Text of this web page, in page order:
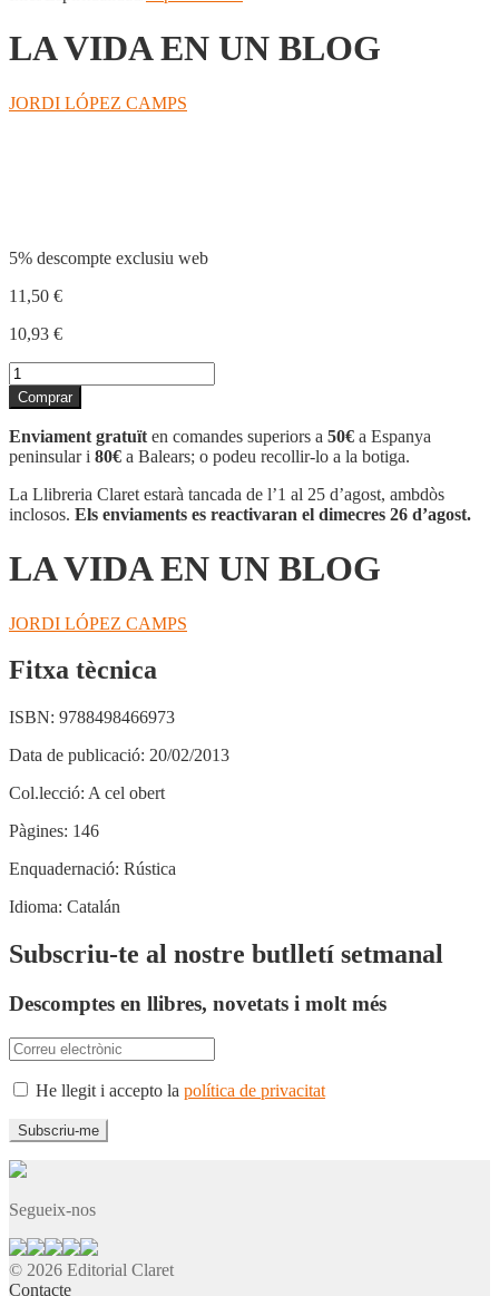
LA VIDA EN UN BLOG
JORDI LÓPEZ CAMPS
5% descompte exclusiu web
11,50 €
10,93 €
quantitat
de
LA
VIDA
EN
UN
BLOG
Comprar
Enviament gratuït en comandes superiors a 50€ a Espanya
peninsular i 80€ a Balears; o podeu recollir-lo a la botiga.
La Llibreria Claret estarà tancada de l’1 al 25 d’agost, ambdòs
inclosos. Els enviaments es reactivaran el dimecres 26 d’agost.
LA VIDA EN UN BLOG
JORDI LÓPEZ CAMPS
Fitxa tècnica
ISBN: 9788498466973
Data de publicació: 20/02/2013
Col.lecció: A cel obert
Pàgines: 146
Enquadernació: Rústica
Idioma: Catalán
Subscriu-te al nostre butlletí setmanal
Descomptes en llibres, novetats i molt més
He llegit i accepto la política de privacitat
Segueix-nos
© 2026 Editorial Claret
Contacte